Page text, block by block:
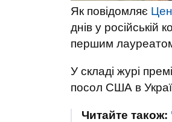
Як повідомляє
днів у російській
першим
У складі журі
посол США в
Читайте також: